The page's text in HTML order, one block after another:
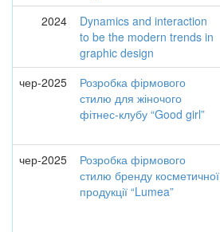
2024
Dynamics and interaction
to be the modern trends in
graphic design
чер-2025
Розробка фірмового
стилю для жіночого
фітнес-клубу “Good girl”
чер-2025
Розробка фірмового
стилю бренду косметичної
продукції “Lumea”